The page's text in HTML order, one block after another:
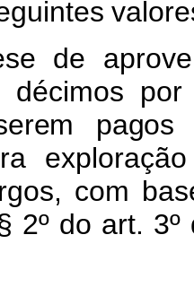
de
décimos
com
2º do art.